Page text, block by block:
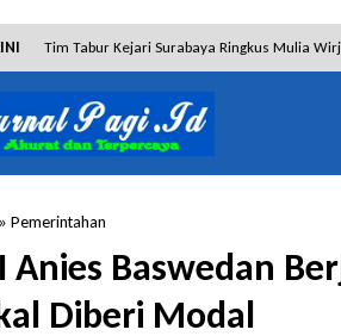
Tim Tabur Kejari Surabaya Ringkus Mulia
Lakukan Pencurian dengan Pemberatan,
RSUD Bangil Raih Penghargaan Internasional
Dibantah Terdakwa Ranto Hensa, Salim
» Pemerintahan
Anies Baswedan
Diberi Modal